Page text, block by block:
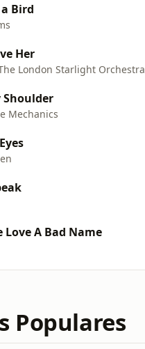
Bird
Her
London Starlight Orchestra
Shoulder
Mechanics
Love A Bad Name
Populares